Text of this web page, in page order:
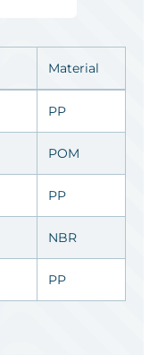
Material
PP
POM
PP
NBR
PP